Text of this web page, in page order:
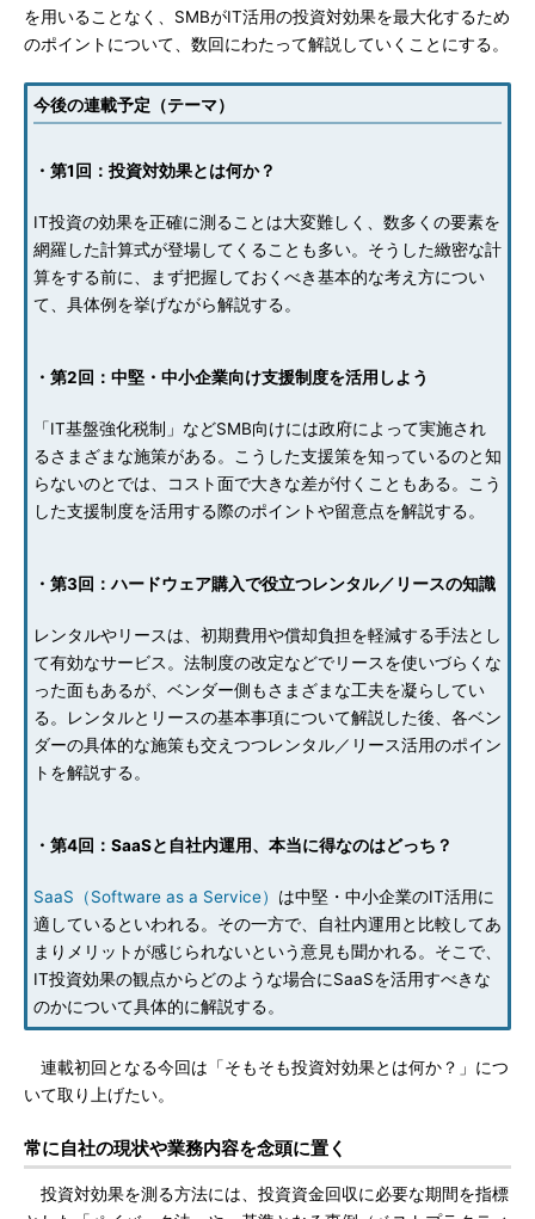
を用いることなく、SMBがIT活用の投資対効果を最大化するため
のポイントについて、数回にわたって解説していくことにする。
今後の連載予定（テーマ）
・第1回：投資対効果とは何か？
IT投資の効果を正確に測ることは大変難しく、数多くの要素を
網羅した計算式が登場してくることも多い。そうした緻密な計
算をする前に、まず把握しておくべき基本的な考え方につい
て、具体例を挙げながら解説する。
・第2回：中堅・中小企業向け支援制度を活用しよう
「IT基盤強化税制」などSMB向けには政府によって実施され
るさまざまな施策がある。こうした支援策を知っているのと知
らないのとでは、コスト面で大きな差が付くこともある。こう
した支援制度を活用する際のポイントや留意点を解説する。
・第3回：ハードウェア購入で役立つレンタル／リースの知識
レンタルやリースは、初期費用や償却負担を軽減する手法とし
て有効なサービス。法制度の改定などでリースを使いづらくな
った面もあるが、ベンダー側もさまざまな工夫を凝らしてい
る。レンタルとリースの基本事項について解説した後、各ベン
ダーの具体的な施策も交えつつレンタル／リース活用のポイン
トを解説する。
・第4回：SaaSと自社内運用、本当に得なのはどっち？
SaaS（Software as a Service） は中堅・中小企業のIT活用に
適しているといわれる。その一方で、自社内運用と比較してあ
まりメリットが感じられないという意見も聞かれる。そこで、
IT投資効果の観点からどのような場合にSaaSを活用すべきな
のかについて具体的に解説する。
連載初回となる今回は「そもそも投資対効果とは何か？」につ
いて取り上げたい。
常に自社の現状や業務内容を念頭に置く
投資対効果を測る方法には、投資資金回収に必要な期間を指標